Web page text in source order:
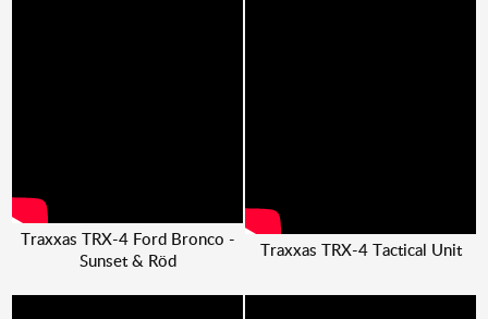
Traxxas TRX-4 Ford Bronco -
Sunset & Röd
Traxxas TRX-4 Tactical Unit